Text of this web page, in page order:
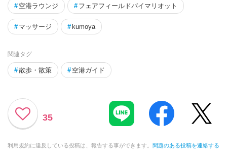
# 空港ラウンジ # フェアフィールドバイマリオット
# マッサージ #kumoya
関連タグ
#散歩・散策 # 空港ガイド
35
利用規約に違反している投稿は、報告する事ができます。 問題のある投稿を連絡する